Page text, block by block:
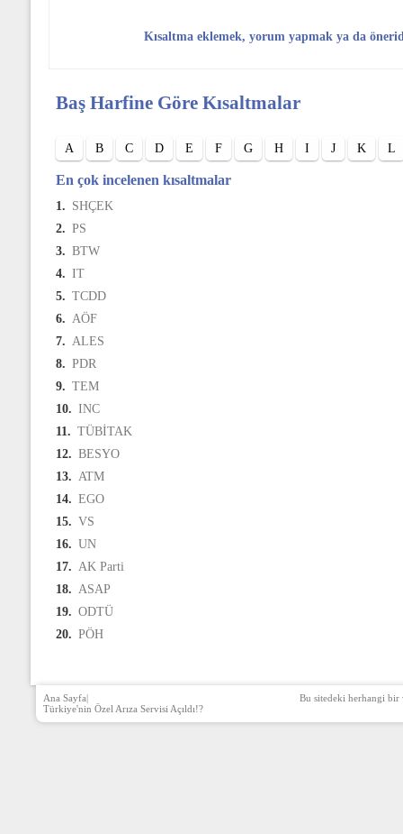
Kısaltma eklemek, yorum yapmak ya da
Baş Harfine Göre Kısaltmalar
A B C D E F G H I J K L
En çok incelenen kısaltmalar
1. SHÇEK
2. PS
3. BTW
4. IT
5. TCDD
6. AÖF
7. ALES
8. PDR
9. TEM
10. INC
11. TÜBİTAK
12. BESYO
13. ATM
14. EGO
15. VS
16. UN
17. AK Parti
18. ASAP
19. ODTÜ
20. PÖH
Ana Sayfa|
Türkiye'nin Özel Arıza Servisi Açıldı!?
Bu sitedeki herhangi bir